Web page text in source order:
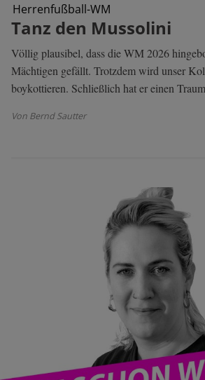
Herrenfußball-WM
Tanz den Mussolini
Völlig plausibel, dass die WM 2026
Mächtigen gefällt. Trotzdem wird unser
boykottieren. Schließlich hat er einen
Von Bernd Sautter